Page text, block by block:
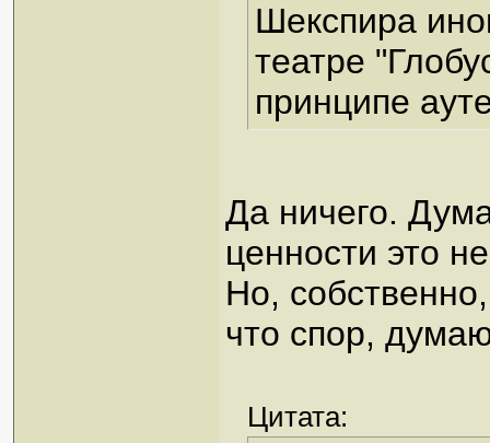
Шекспира
театре
принципе
Да ничего.
ценности это
Но,
что спор,
Цитата: